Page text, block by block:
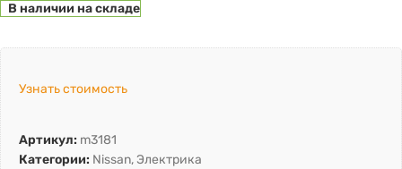
В наличии на складе
Узнать стоимость
Артикул: m3181
Категории: Nissan,Электрика